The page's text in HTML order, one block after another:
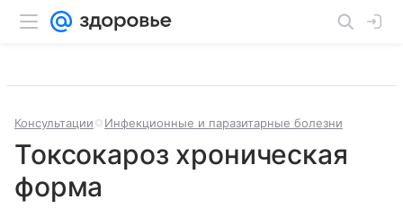
Консультации Инфекционные и паразитарные болезни
Токсокароз хроническая
форма